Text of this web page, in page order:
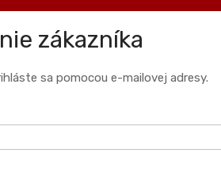
zákazníka
sa pomocou e-mailovej adresy.